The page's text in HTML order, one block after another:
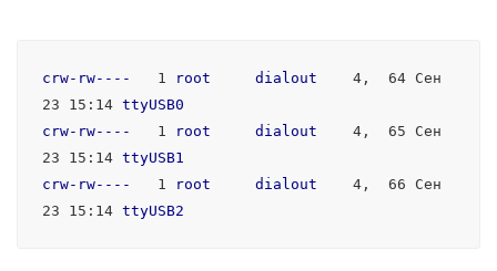
crw-rw----
   1
root dialout
    4,  64 Сен
23 15 :14 ttyUSB0
crw-rw----
   1
root dialout
    4,  65 Сен
23 15 :14 ttyUSB1
crw-rw----
   1
root dialout
    4,  66 Сен
23 15 :14 ttyUSB2